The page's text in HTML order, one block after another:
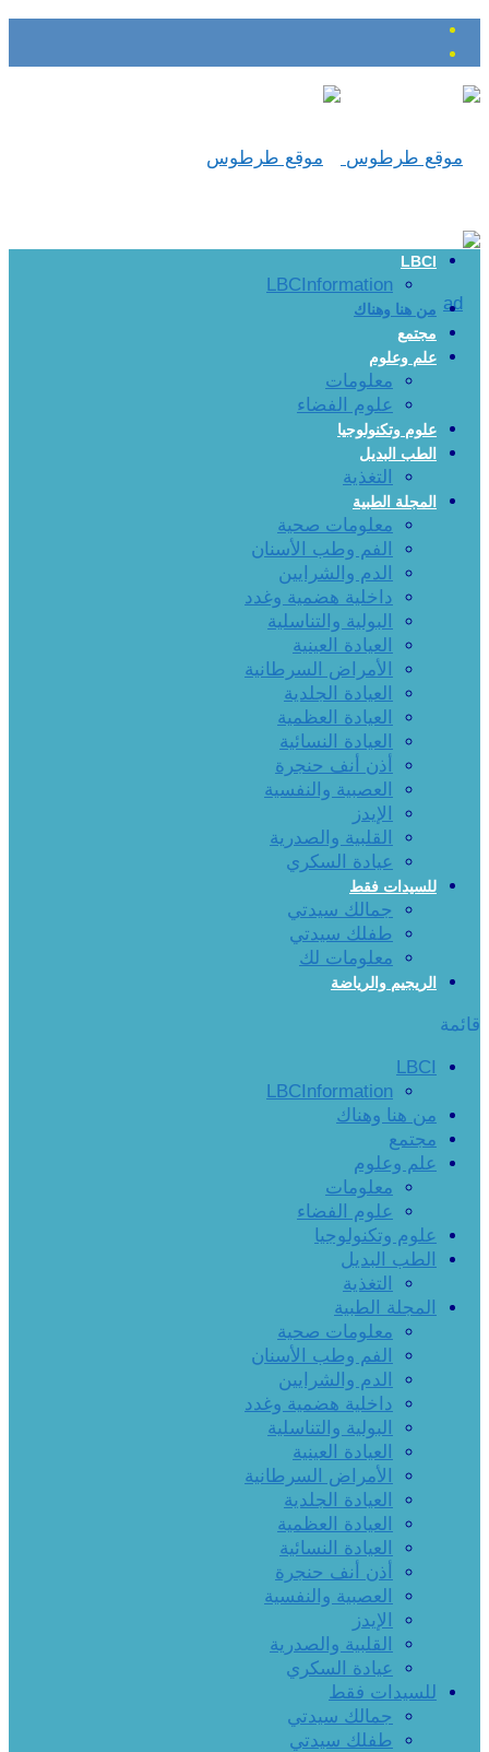
LBCI
LBCInformation
من هنا وهناك
مجتمع
علم وعلوم
معلومات
علوم الفضاء
علوم وتكنولوجيا
الطب البديل
التغذية
المجلة الطبية
معلومات صحية
الفم وطب الأسنان
الدم والشرايين
داخلية هضمية وغدد
البولية والتناسلية
العيادة العينية
الأمراض السرطانية
العيادة الجلدية
العيادة العظمية
العيادة النسائية
أذن أنف حنجرة
العصبية والنفسية
الإيدز
القلبية والصدرية
عيادة السكري
للسيدات فقط
جمالك سيدتي
طفلك سيدتي
معلومات لك
الريجيم والرياضة
قائمة
LBCI
LBCInformation
من هنا وهناك
مجتمع
علم وعلوم
معلومات
علوم الفضاء
علوم وتكنولوجيا
الطب البديل
التغذية
المجلة الطبية
معلومات صحية
الفم وطب الأسنان
الدم والشرايين
داخلية هضمية وغدد
البولية والتناسلية
العيادة العينية
الأمراض السرطانية
العيادة الجلدية
العيادة العظمية
العيادة النسائية
أذن أنف حنجرة
العصبية والنفسية
الإيدز
القلبية والصدرية
عيادة السكري
للسيدات فقط
جمالك سيدتي
طفلك سيدتي